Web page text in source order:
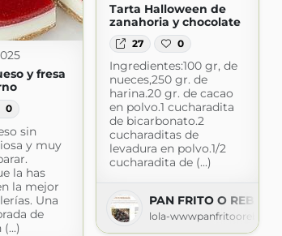
Tarta Halloween de
zanahoria y chocolate
27 0
Ingredientes:100 gr, de
nueces,250 gr. de
harina.20 gr. de cacao
en polvo.1 cucharadita
de bicarbonato.2
cucharaditas de
levadura en polvo.1/2
cucharadita de (...)
PAN FRITO O
lola-
y fresa
0
sin
y muy
la has
la mejor
Una
de